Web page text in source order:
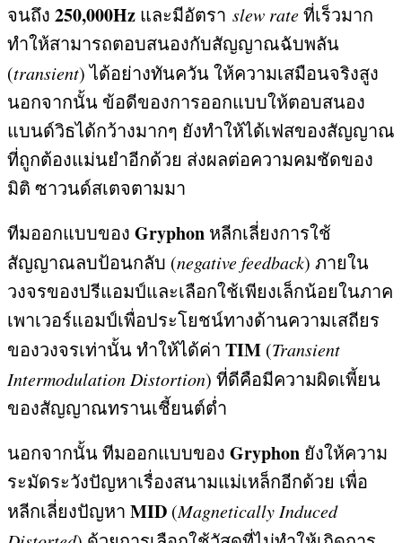
จนถึง 250,000Hz และมีอัตรา slew rateที่เร็วมาก
ทำให้สามารถตอบสนองกับสัญญาณฉับพลัน
(transient)ได้อย่างทันควัน ให้ความเสมือนจริงสูง
นอกจากนั้น ข้อดีของการออกแบบให้ตอบสนอง
แบนด์วิธได้กว้างมากๆ ยังทำให้ได้เฟสของสัญญาณ
ที่ถูกต้องแม่นยำอีกด้วย ส่งผลต่อความคมชัดของ
มิติ ซาวนด์สเตจตามมา
ทีมออกแบบของ Gryphon หลีกเลี่ยงการใช้
สัญญาณลบป้อนกลับ (negative feedback) ภายใน
วงจรของปรีแอมป์และเลือกใช้เพียงเล็กน้อยในภาค
เพาเวอร์แอมป์เพื่อประโยชน์ทางด้านความเสถียร
ของวงจรเท่านั้น ทำให้ได้ค่า TIM (Transient
Intermodulation Distortion) ที่ดีคือมีความผิดเพี้ยน
ของสัญญาณทรานเชี้ยนต์ต่ำ
นอกจากนั้น ทีมออกแบบของ Gryphon ยังให้ความ
ระมัดระวังปัญหาเรื่องสนามแม่เหล็กอีกด้วย เพื่อ
หลีกเลี่ยงปัญหา MID (Magnetically Induced